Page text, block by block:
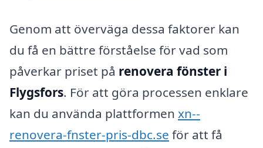
Genom att överväga dessa faktorer kan
du få en bättre förståelse för vad som
påverkar priset på renovera fönster i
Flygsfors. För att göra processen enklare
kan du använda plattformen xn--
renovera-fnster-pris-dbc.se för att få